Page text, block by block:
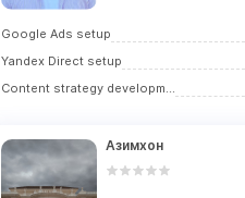
Google Ads setup
Yandex Direct setup
Content strategy development
Азимхон